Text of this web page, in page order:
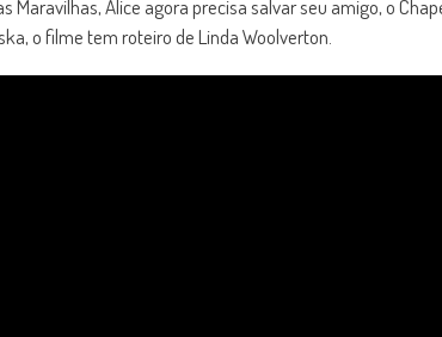
Maravilhas, Alice agora precisa salvar seu amigo, o
o filme tem roteiro de Linda Woolverton.